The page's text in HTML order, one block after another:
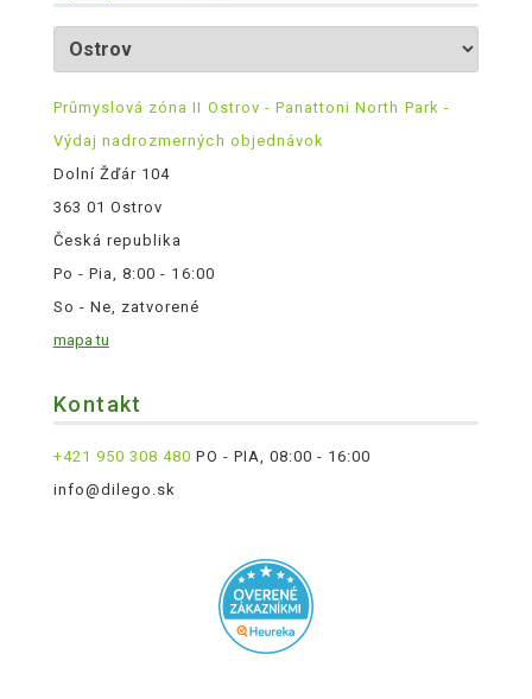
Průmyslová zóna II Ostrov - Panattoni North Park -
Výdaj nadrozmerných objednávok
Dolní Žďár 104
363 01 Ostrov
Česká republika
Po - Pia, 8:00 - 16:00
So - Ne, zatvorené
mapa tu
Kontakt
+421 950 308 480 PO - PIA, 08:00 - 16:00
info@dilego.sk